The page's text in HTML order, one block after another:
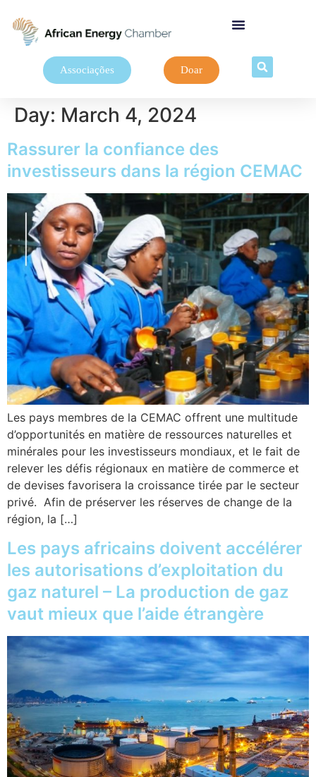
Associações Doar
Day: March 4, 2024
Rassurer la confiance des
investisseurs dans la région CEMAC
Les pays membres de la CEMAC offrent une multitude
d’opportunités en matière de ressources naturelles et
minérales pour les investisseurs mondiaux, et le fait de
relever les défis régionaux en matière de commerce et
de devises favorisera la croissance tirée par le secteur
privé. Afin de préserver les réserves de change de la
région, la […]
Les pays africains doivent accélérer
les autorisations d’exploitation du
gaz naturel – La production de gaz
vaut mieux que l’aide étrangère